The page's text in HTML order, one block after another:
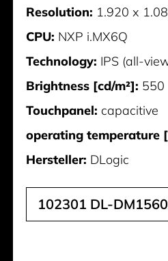
Resolution: 1.920 x
CPU: NXP i.MX6Q
Technology: IPS (all-
Brightness [cd/m²]: 550
Touchpanel: capacitive
operating temperature
Hersteller: DLogic
102301 DL-